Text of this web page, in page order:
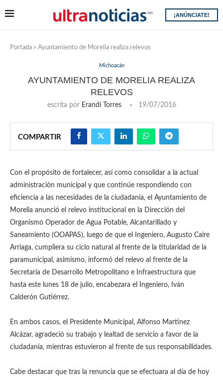
¡ANÚNCIATE!
Portada » Ayuntamiento de Morelia realiza relevos
Michoacán
AYUNTAMIENTO DE MORELIA REALIZA
RELEVOS
escrita por Erandi Torres 19/07/2016
COMPARTIR
Con el propósito de fortalecer, así como consolidar a la actual
administración municipal y que continúe respondiendo con
eficiencia a las necesidades de la ciudadanía, el Ayuntamiento de
Morelia anunció el relevo institucional en la Dirección del
Organismo Operador de Agua Potable, Alcantarillado y
Saneamiento (OOAPAS), luego de que el Ingeniero, Augusto Caire
Arriaga, cumpliera su ciclo natural al frente de la titularidad de la
paramunicipal, asimismo, informó del relevo al frente de la
Secretaría de Desarrollo Metropolitano e Infraestructura que
hasta este lunes 18 de julio, encabezara el Ingeniero, Iván
Calderón Gutiérrez.
En ambos casos, el Presidente Municipal, Alfonso Martínez
Alcázar, agradeció su trabajo y lealtad de servicio a favor de la
ciudadanía, mientras estuvieron al frente de sus responsabilidades.
Cabe destacar que tras la renuncia que se efectuara al día de hoy